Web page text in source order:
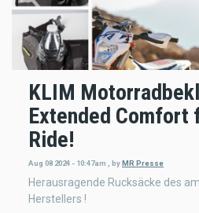
KLIM
Extended Comfort
Ride!
Aug 08 2024 - 10:47am byMR Presse
Herausragende Rucksäcke des
Herstellers !